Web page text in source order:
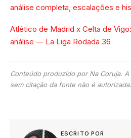
análise completa, escalações e
Atlético de Madrid x Celta de
análise — La Liga Rodada 36
Conteúdo produzido por Na Coruja.
sem citação da fonte não é autorizada.
ESCRITO POR